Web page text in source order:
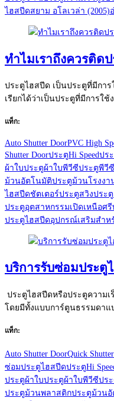
ไฮสปีดสยาม อโลเวล่า (2005)
ทำไมเราถึงควรติด
ประตูไฮสปีด เป็นประตูที่มีกา
เรียกได้ว่าเป็นประตูที่มีการใช้
แท็ก:
Auto Shutter DoorPVC High
Shutter DoorประตูHi Speedปร
ผ้าใบประตูผ้าใบพีวีซีประตูพีวีซี
ม้วนอัตโนมัติประตูม้วนโรงงา
ไฮสปีดชัตเตอร์ประตูสวิงประ
ประตูอุตสาหกรรมเปิดเหนือศรี
ประตูไฮสปีดอุปกรณ์เสริมสำห
บริการรับซ่อมประตู
ประตูไฮสปีดหรือประตูความเ
โดยมีทั้งแบบการ์ตูนธรรมดาแ
แท็ก:
Auto Shutter DoorQuick Shutter
ซ่อมประตูไฮสปีดประตูHi
ประตูผ้าใบประตูผ้าใบพีวีซีปร
ประตูม้วนพลาสติกประตูม้วน